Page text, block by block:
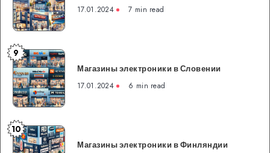
в
Франции
17.01.2024 7 min read
Магазины
электроники
в
Словении
9
Магазины электроники в Словении
17.01.2024 6 min read
Магазины
электроники
10
Магазины электроники в Финляндии